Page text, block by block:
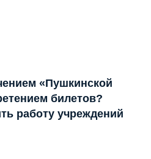
«Пушкинской
билетов?
работу учреждений